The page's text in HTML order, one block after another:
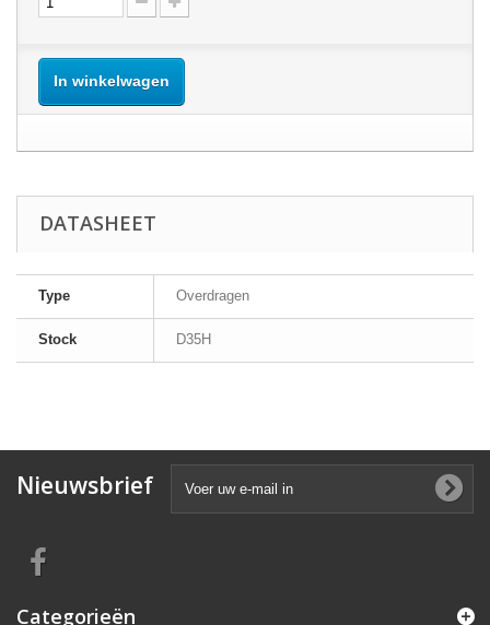
In winkelwagen
DATASHEET
Type Overdragen
Stock D35H
Nieuwsbrief
Categorieën